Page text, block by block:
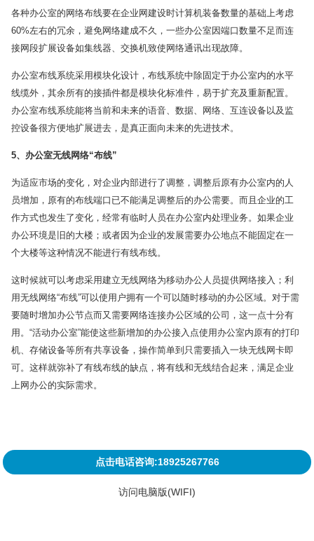
各种办公室的网络布线要在企业网建设时计算机装备数量的基础上考虑
60%左右的冗余，避免网络建成不久，一些办公室因端口数量不足而连
接网段扩展设备如集线器、交换机致使网络通讯出现故障。
办公室布线系统采用模块化设计，布线系统中除固定于办公室内的水平
线缆外，其余所有的接插件都是模块化标准件，易于扩充及重新配置。
办公室布线系统能将当前和未来的语音、数据、网络、互连设备以及监
控设备很方便地扩展进去，是真正面向未来的先进技术。
5、办公室无线网络“布线”
为适应市场的变化，对企业内部进行了调整，调整后原有办公室内的人
员增加，原有的布线端口已不能满足调整后的办公需要。而且企业的工
作方式也发生了变化，经常有临时人员在办公室内处理业务。如果企业
办公环境是旧的大楼；或者因为企业的发展需要办公地点不能固定在一
个大楼等这种情况不能进行有线布线。
这时候就可以考虑采用建立无线网络为移动办公人员提供网络接入；利
用无线网络“布线”可以使用户拥有一个可以随时移动的办公区域。对于需
要随时增加办公节点而又需要网络连接办公区域的公司，这一点十分有
用。“活动办公室”能使这些新增加的办公接入点使用办公室内原有的打印
机、存储设备等所有共享设备，操作简单到只需要插入一块无线网卡即
可。这样就弥补了有线布线的缺点，将有线和无线结合起来，满足企业
上网办公的实际需求。
点击电话咨询:18925267766
访问电脑版(WIFI)